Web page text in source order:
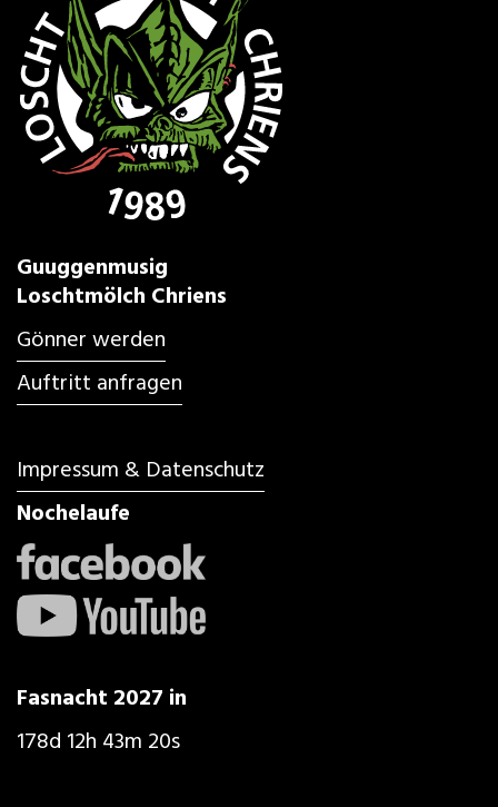
Guuggenmusig
Loschtmölch Chriens
Gönner werden
Auftritt anfragen
Impressum & Datenschutz
Nochelaufe
Fasnacht 2027 in
178d 12h 43m 19s